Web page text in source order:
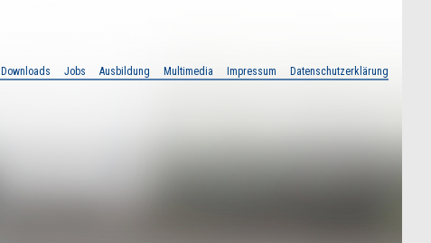
Downloads Jobs Ausbildung Multimedia Impressum Datenschutzerklärung